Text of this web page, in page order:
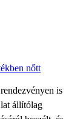
nőtt
is
állítólag